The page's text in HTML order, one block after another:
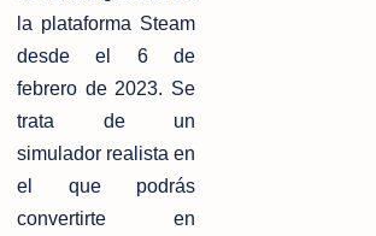
la plataforma Steam
desde el 6 de
febrero de 2023. Se
trata de un
simulador realista en
el que podrás
convertirte en